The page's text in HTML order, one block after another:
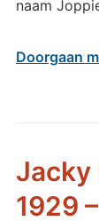
naam
Doorgaan
Jacky
1929